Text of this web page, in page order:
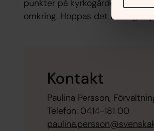
punkter på kyrkogården och
omkring. Hoppas det är till glädje!
Kontakt
Paulina Persson,
Telefon: 0414-181 00